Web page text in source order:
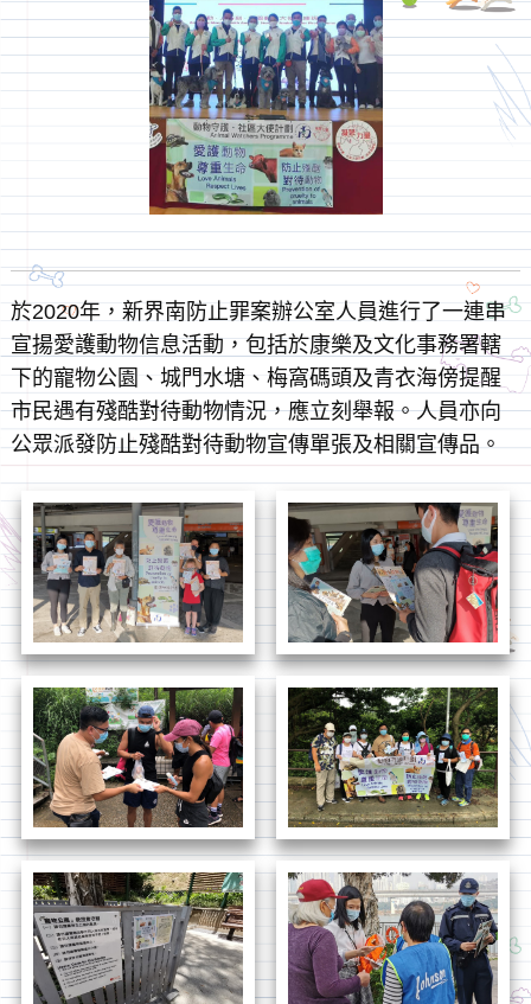
於2020年，新界南防止罪案辦公室人員進行了一連串
宣揚愛護動物信息活動，包括於康樂及文化事務署轄
下的寵物公園、城門水塘、梅窩碼頭及青衣海傍提醒
市民遇有殘酷對待動物情況，應立刻舉報。人員亦向
公眾派發防止殘酷對待動物宣傳單張及相關宣傳品。